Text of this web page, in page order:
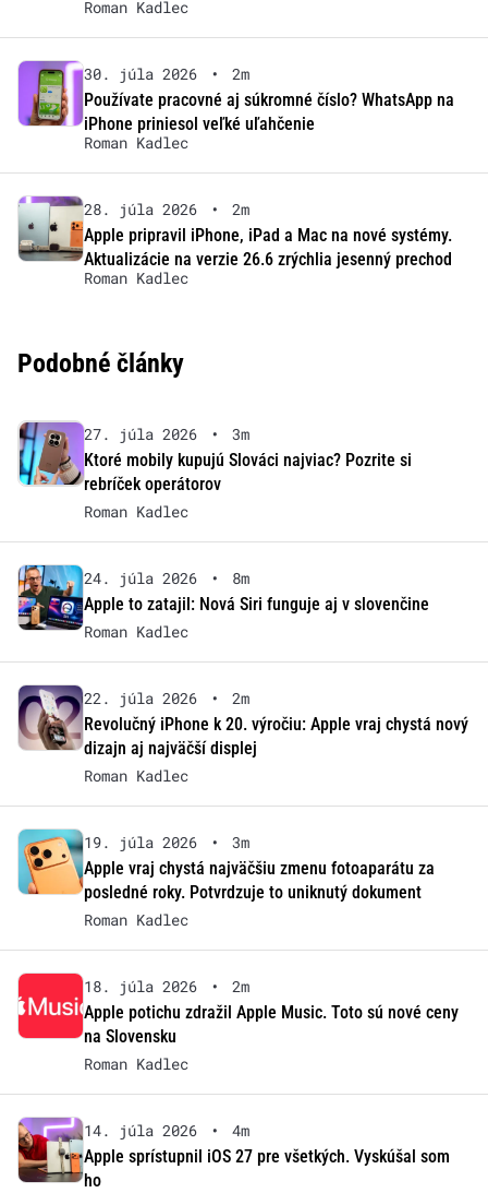
Roman Kadlec
30. júla 2026 •
2m
Používate pracovné aj súkromné číslo? WhatsApp na
iPhone priniesol veľké uľahčenie
Roman Kadlec
28. júla 2026 •
2m
Apple pripravil iPhone, iPad a Mac na nové systémy.
Aktualizácie na verzie 26.6 zrýchlia jesenný prechod
Roman Kadlec
Podobné články
27. júla 2026 •
3m
Ktoré mobily kupujú Slováci najviac? Pozrite si
rebríček operátorov
Roman Kadlec
24. júla 2026 •
8m
Apple to zatajil: Nová Siri funguje aj v slovenčine
Roman Kadlec
22. júla 2026 •
2m
Revolučný iPhone k 20. výročiu: Apple vraj chystá nový
dizajn aj najväčší displej
Roman Kadlec
19. júla 2026 •
3m
Apple vraj chystá najväčšiu zmenu fotoaparátu za
posledné roky. Potvrdzuje to uniknutý dokument
Roman Kadlec
18. júla 2026 •
2m
Apple potichu zdražil Apple Music. Toto sú nové ceny
na Slovensku
Roman Kadlec
14. júla 2026 •
4m
Apple sprístupnil iOS 27 pre všetkých. Vyskúšal som
ho